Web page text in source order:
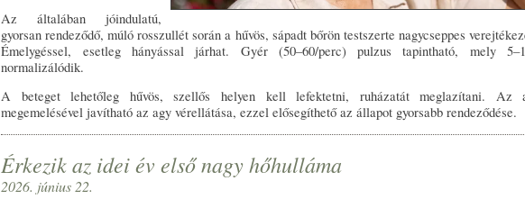
Az általában jóindulatú,
gyorsan rendeződő, múló rosszullét során a hűvös, sápadt bőrön testszerte nagycseppes
Émelygéssel, esetleg hányással járhat. Gyér (50–60/perc) pulzus tapintható, mely
normalizálódik.
A beteget lehetőleg hűvös, szellős helyen kell lefektetni, ruházatát meglazítani. Az
megemelésével javítható az agy vérellátása, ezzel elősegíthető az állapot gyorsabb rendeződése.
Érkezik az idei év első nagy hőhulláma
2026. június 22.